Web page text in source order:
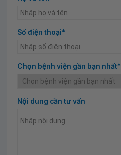
Số điện thoại*
Chọn bệnh viện gần bạn nhất*
Nội dung cần tư vấn